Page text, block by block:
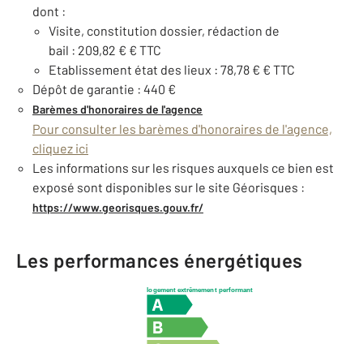
dont :
Visite, constitution dossier, rédaction de
bail : 209,82 € € TTC
Etablissement état des lieux : 78,78 € € TTC
Dépôt de garantie : 440 €
Barèmes d'honoraires de l'agence
Pour consulter les barèmes d'honoraires de l'agence,
cliquez ici
Les informations sur les risques auxquels ce bien est
exposé sont disponibles sur le site Géorisques :
https://www.georisques.gouv.fr/
Les performances énergétiques
logement extrêmement performant